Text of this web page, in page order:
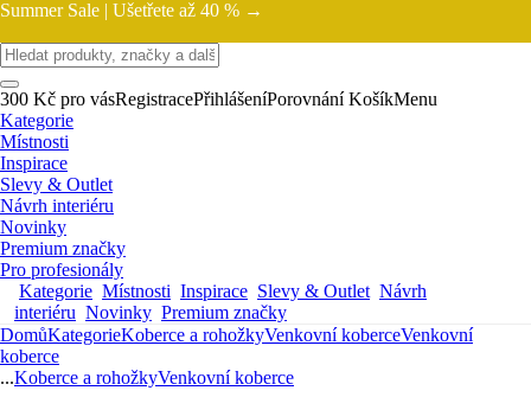
Summer Sale | Ušetřete až 40 % →
300 Kč pro vásRegistracePřihlášeníPorovnání KošíkMenu
Kategorie
Místnosti
Inspirace
Slevy & Outlet
Návrh interiéru
Novinky
Premium značky
Pro profesionály
Kategorie Místnosti Inspirace Slevy & Outlet Návrh
interiéru Novinky Premium značky
DomůKategorieKoberce a rohožkyVenkovní koberceVenkovní
koberce
...Koberce a rohožkyVenkovní koberce